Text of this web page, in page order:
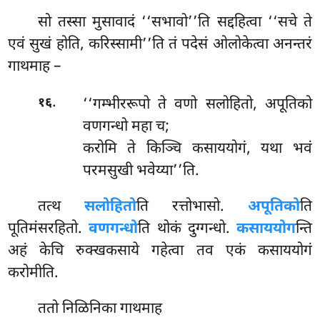
सो तस्सा मुसावादं ‘‘सभावो’’ति सद्दहित्वा ‘‘सचे ते
एवं सुखं होति, करिस्सामी’’ति तं पदेसं ओलोकेत्वा अनन्तरं
गाथमाह –
१६.
‘‘गम्भीररूपो ते वणो सलोहितो, अपूतिको
वणगन्धो महा च;
करोमि ते किञ्चि कसाययोगं, यथा भवं
परमसुखी भवेय्या’’ति.
तत्थ सलोहितोति रत्तोभासो. अपूतिकोति
पूतिमंसरहितो.वणगन्धोति थोकं दुग्गन्धो. कसाययोगन्ति
अहं केचि रुक्खकसाये गहेत्वा तव एकं कसाययोगं
करोमीति.
ततो निळिनिका गाथमाह